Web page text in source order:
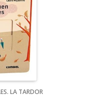
LA TARDOR